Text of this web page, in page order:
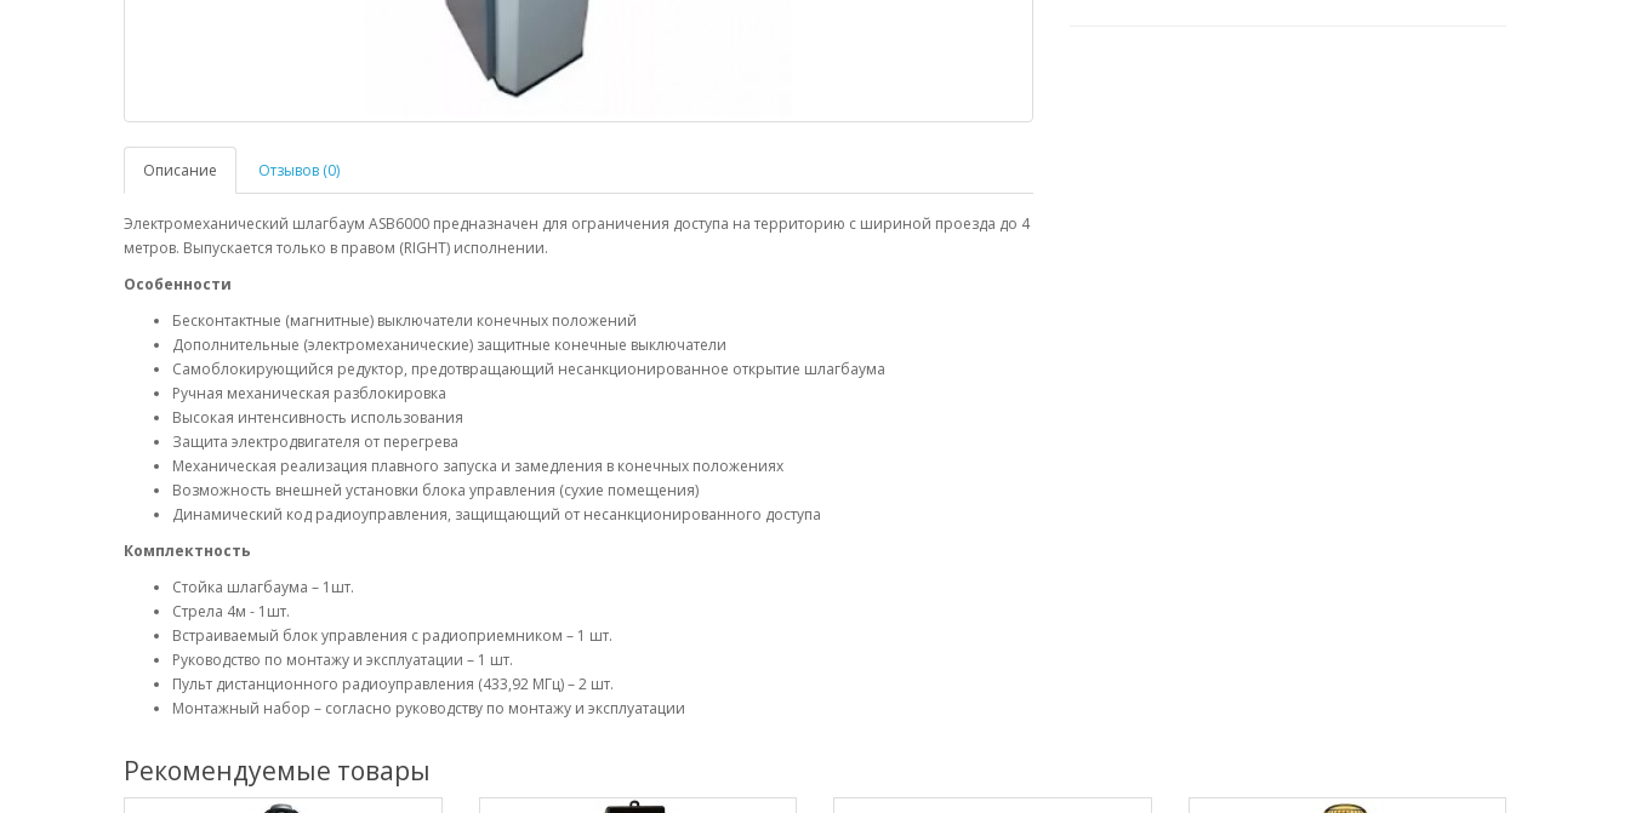
Описание Отзывов (0)
Электромеханический шлагбаум ASB6000 предназначен для ограничения доступа на территорию с шириной проезда до 4
метров. Выпускается только в правом (RIGHT) исполнении.
Особенности
Бесконтактные (магнитные) выключатели конечных положений
Дополнительные (электромеханические) защитные конечные выключатели
Самоблокирующийся редуктор, предотвращающий несанкционированное открытие шлагбаума
Ручная механическая разблокировка
Высокая интенсивность использования
Защита электродвигателя от перегрева
Механическая реализация плавного запуска и замедления в конечных положениях
Возможность внешней установки блока управления (сухие помещения)
Динамический код радиоуправления, защищающий от несанкционированного доступа
Комплектность
Стойка шлагбаума – 1шт.
Стрела 4м - 1шт.
Встраиваемый блок управления с радиоприемником – 1 шт.
Руководство по монтажу и эксплуатации – 1 шт.
Пульт дистанционного радиоуправления (433,92 МГц) – 2 шт.
Монтажный набор – согласно руководству по монтажу и эксплуатации
Рекомендуемые товары